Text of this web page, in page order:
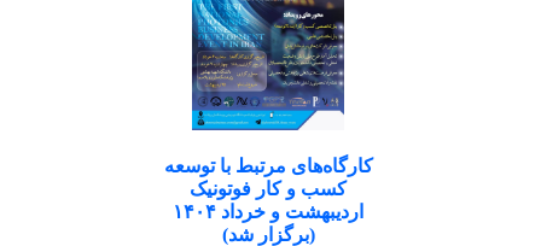
کارگاه‌های مرتبط با توسعه
کسب و کار فوتونیک
اردیبهشت و خرداد ۱۴۰۴
(برگزار شد)